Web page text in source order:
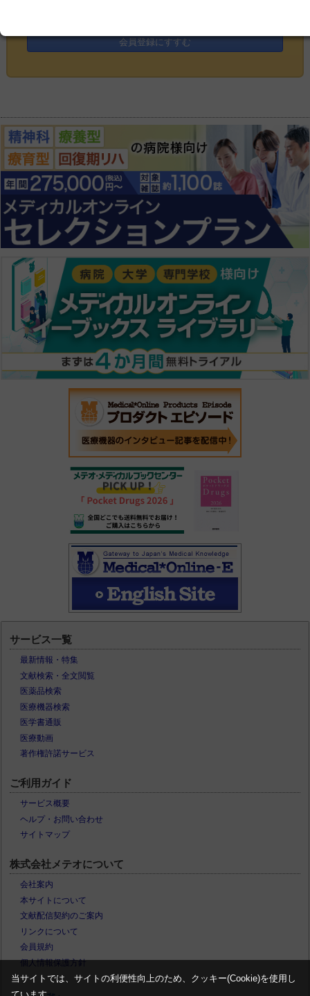
会員登録にすすむ
サービス一覧
最新情報・特集
文献検索・全文閲覧
医薬品検索
医療機器検索
医学書通販
医療動画
著作権許諾サービス
ご利用ガイド
サービス概要
ヘルプ・お問い合わせ
サイトマップ
株式会社メテオについて
会社案内
本サイトについて
文献配信契約のご案内
リンクについて
会員規約
個人情報保護方針
当サイトでは、サイトの利便性向上のため、クッキー(Cookie)を使用し